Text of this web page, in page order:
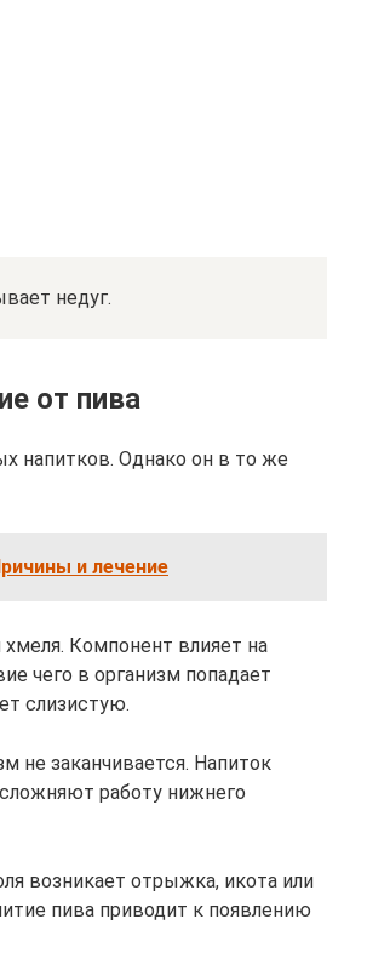
недуг.
от пива
напитков. Однако он в то же
и лечение
Компонент влияет на
чего в организм попадает
слизистую.
не заканчивается. Напиток
работу нижнего
возникает отрыжка, икота или
пива приводит к появлению